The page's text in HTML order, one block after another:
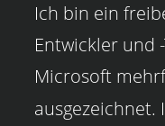
Ich bin ein
Entwickler und
Microsoft